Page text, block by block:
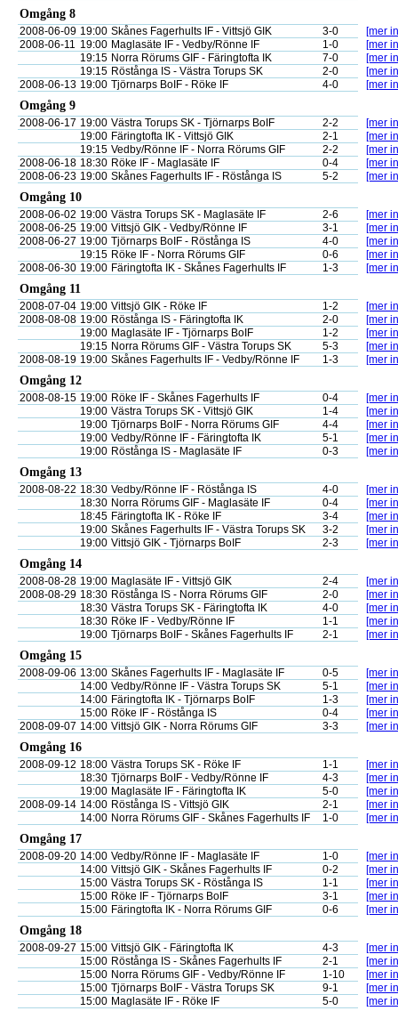
Omgång 8
2008-06-09 19:00 Skånes Fagerhults IF - Vittsjö GIK 3-0
[mer
2008-06-11 19:00 Maglasäte IF - Vedby/Rönne IF 1-0
[mer
19:15 Norra Rörums GIF - Färingtofta IK 7-0
[mer
19:15 Röstånga IS - Västra Torups SK 2-0
[mer
2008-06-13 19:00 Tjörnarps BoIF - Röke IF 4-0 [mer
Omgång 9
2008-06-17 19:00 Västra Torups SK - Tjörnarps BoIF 2-2
[mer
19:00 Färingtofta IK - Vittsjö GIK 2-1
[mer
19:15 Vedby/Rönne IF - Norra Rörums GIF 2-2
[mer
2008-06-18 18:30 Röke IF - Maglasäte IF 0-4
[mer
2008-06-23 19:00 Skånes Fagerhults IF - Röstånga IS 5-2 [mer
Omgång 10
2008-06-02 19:00 Västra Torups SK - Maglasäte IF 2-6
[mer
2008-06-25 19:00 Vittsjö GIK - Vedby/Rönne IF 3-1
[mer
2008-06-27 19:00 Tjörnarps BoIF - Röstånga IS 4-0
[mer
19:15 Röke IF - Norra Rörums GIF 0-6
[mer
2008-06-30 19:00 Färingtofta IK - Skånes Fagerhults IF 1-3 [mer
Omgång 11
2008-07-04 19:00 Vittsjö GIK - Röke IF 1-2
[mer
2008-08-08 19:00 Röstånga IS - Färingtofta IK 2-0
[mer
19:00 Maglasäte IF - Tjörnarps BoIF 1-2
[mer
19:15 Norra Rörums GIF - Västra Torups SK 5-3
[mer
2008-08-19 19:00 Skånes Fagerhults IF - Vedby/Rönne IF 1-3 [mer
Omgång 12
2008-08-15 19:00 Röke IF - Skånes Fagerhults IF 0-4
[mer
19:00 Västra Torups SK - Vittsjö GIK 1-4
[mer
19:00 Tjörnarps BoIF - Norra Rörums GIF 4-4
[mer
19:00 Vedby/Rönne IF - Färingtofta IK 5-1
[mer
19:00 Röstånga IS - Maglasäte IF 0-3 [mer
Omgång 13
2008-08-22 18:30 Vedby/Rönne IF - Röstånga IS 4-0
[mer
18:30 Norra Rörums GIF - Maglasäte IF 0-4
[mer
18:45 Färingtofta IK - Röke IF 3-4
[mer
19:00 Skånes Fagerhults IF - Västra Torups SK 3-2
[mer
19:00 Vittsjö GIK - Tjörnarps BoIF 2-3 [mer
Omgång 14
2008-08-28 19:00 Maglasäte IF - Vittsjö GIK 2-4
[mer
2008-08-29 18:30 Röstånga IS - Norra Rörums GIF 2-0
[mer
18:30 Västra Torups SK - Färingtofta IK 4-0
[mer
18:30 Röke IF - Vedby/Rönne IF 1-1
[mer
19:00 Tjörnarps BoIF - Skånes Fagerhults IF 2-1 [mer
Omgång 15
2008-09-06 13:00 Skånes Fagerhults IF - Maglasäte IF 0-5
[mer
14:00 Vedby/Rönne IF - Västra Torups SK 5-1
[mer
14:00 Färingtofta IK - Tjörnarps BoIF 1-3
[mer
15:00 Röke IF - Röstånga IS 0-4
[mer
2008-09-07 14:00 Vittsjö GIK - Norra Rörums GIF 3-3 [mer
Omgång 16
2008-09-12 18:00 Västra Torups SK - Röke IF 1-1
[mer
18:30 Tjörnarps BoIF - Vedby/Rönne IF 4-3
[mer
19:00 Maglasäte IF - Färingtofta IK 5-0
[mer
2008-09-14 14:00 Röstånga IS - Vittsjö GIK 2-1
[mer
14:00 Norra Rörums GIF - Skånes Fagerhults IF 1-0 [mer
Omgång 17
2008-09-20 14:00 Vedby/Rönne IF - Maglasäte IF 1-0
[mer
14:00 Vittsjö GIK - Skånes Fagerhults IF 0-2
[mer
15:00 Västra Torups SK - Röstånga IS 1-1
[mer
15:00 Röke IF - Tjörnarps BoIF 3-1
[mer
15:00 Färingtofta IK - Norra Rörums GIF 0-6 [mer
Omgång 18
2008-09-27 15:00 Vittsjö GIK - Färingtofta IK 4-3
[mer
15:00 Röstånga IS - Skånes Fagerhults IF 2-1
[mer
15:00 Norra Rörums GIF - Vedby/Rönne IF 1-10
[mer
15:00 Tjörnarps BoIF - Västra Torups SK 9-1
[mer
15:00 Maglasäte IF - Röke IF 5-0 [mer